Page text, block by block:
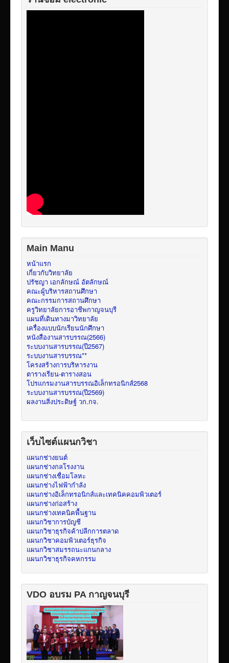
Main Manu
หน้าแรก
เกี่ยวกับวิทยาลัย
ปรัชญา เอกลักษณ์ อัตลักษณ์
คณะผู้บริหารสถานศึกษา
คณะกรรมการสถานศึกษา
ครูวิทยาลัยการอาชีพกาญจนบุรี
แผนที่เดินทางมาวิทยาลัย
เครื่องแบบนักเรียนนักศึกษา
หนังสืองานสารบรรณ(2566)
ระบบงานสารบรรณ(ปี2567)
ระบบงานสารบรรณ**
โครงสร้างการบริหารงาน
ตารางเรียน-ตารางสอน
โปรแกรมงานสารบรรณอิเล็กทรอนิกส์2568
ระบบงานสารบรรณ(ปี2569)
ผลงานสิ่งประดิษฐ์ วก.กจ.
เว็บไซต์แผนกวิชา
แผนกช่างยนต์
แผนกช่างกลโรงงาน
แผนกช่างเชื่อมโลหะ
แผนกช่างไฟฟ้ากำลัง
แผนกช่างอิเล็กทรอนิกส์และเทคนิคคอมพิวเตอร์
แผนกช่างก่อสร้าง
แผนกช่างเทคนิคพื้นฐาน
แผนกวิชาการบัญชี
แผนกวิชาธุรกิจค้าปลีกการตลาด
แผนกวิชาคอมพิวเตอร์ธุรกิจ
แผนกวิชาสมรรถนะแกนกลาง
แผนกวิชาธุรกิจคหกรรม
VDO อบรม PA กาญจนบุรี